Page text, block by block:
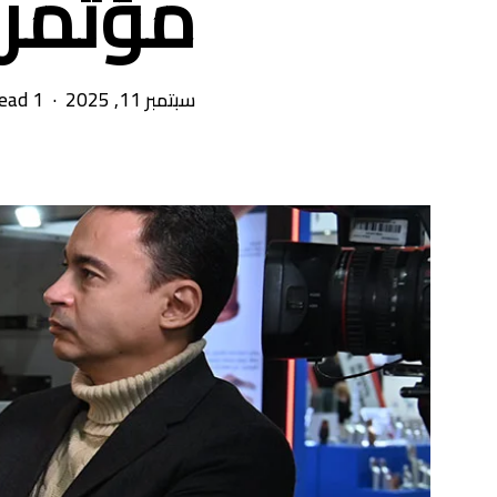
سبتمبر 11, 2025 1 min read